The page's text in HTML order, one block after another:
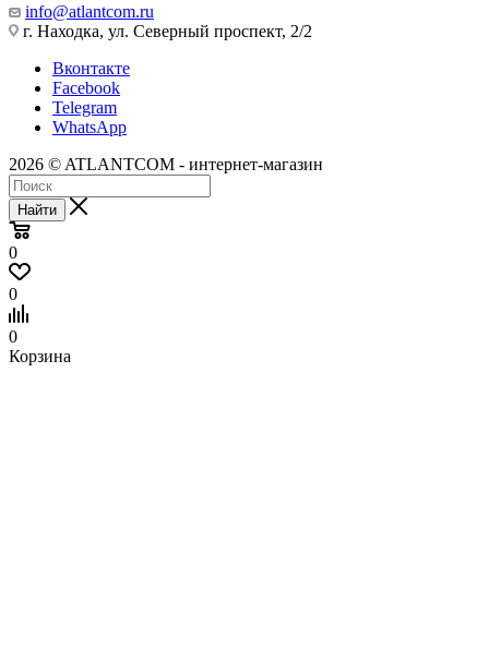
info@atlantcom.ru
г. Находка, ул. Северный проспект, 2/2
Вконтакте
Facebook
Telegram
WhatsApp
2026 © ATLANTCOM - интернет-магазин
Найти
0
0
0
Корзина